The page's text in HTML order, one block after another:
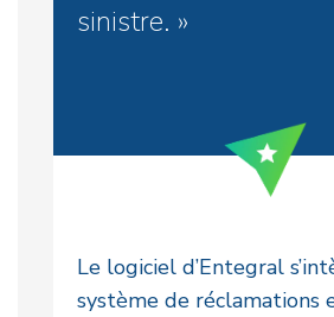
sinistre. »
Le logiciel d’Entegral
système de réclamations